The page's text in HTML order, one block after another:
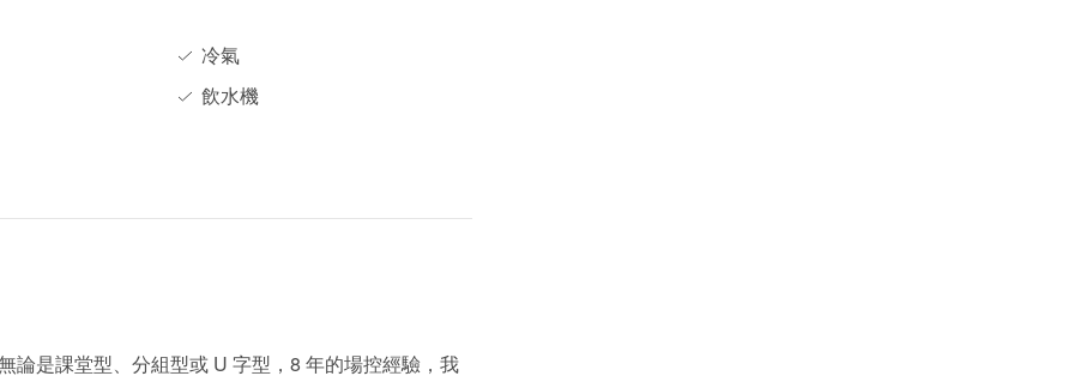
冷氣
飲水機
論是課堂型、分組型或 U 字型，8 年的場控經驗，我